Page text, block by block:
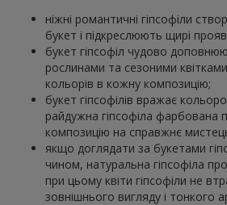
ніжні романтичні гіпсофіли
букет і підкреслюють щирі
букет гіпсофіл чудово
рослинами та сезоними
кольорів в кожну композицію;
букет гіпсофілів вражає
райдужна гіпсофіла фарбована
композицію на справжнє
якщо доглядати за букетами
чином, натуральна гіпсофіла
при цьому квіти гіпсофіли не
зовнішнього вигляду і тонкого